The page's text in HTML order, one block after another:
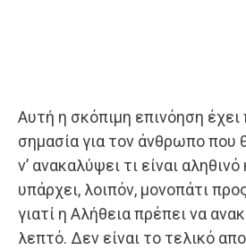
Αυτή η σκόπιμη επινόηση έχει
σημασία για τον άνθρωπο που
ν’ ανακαλύψει τι είναι αληθινό
υπάρχει, λοιπόν, μονοπάτι
γιατί η Αλήθεια πρέπει να
λεπτό. Δεν είναι το τελικό